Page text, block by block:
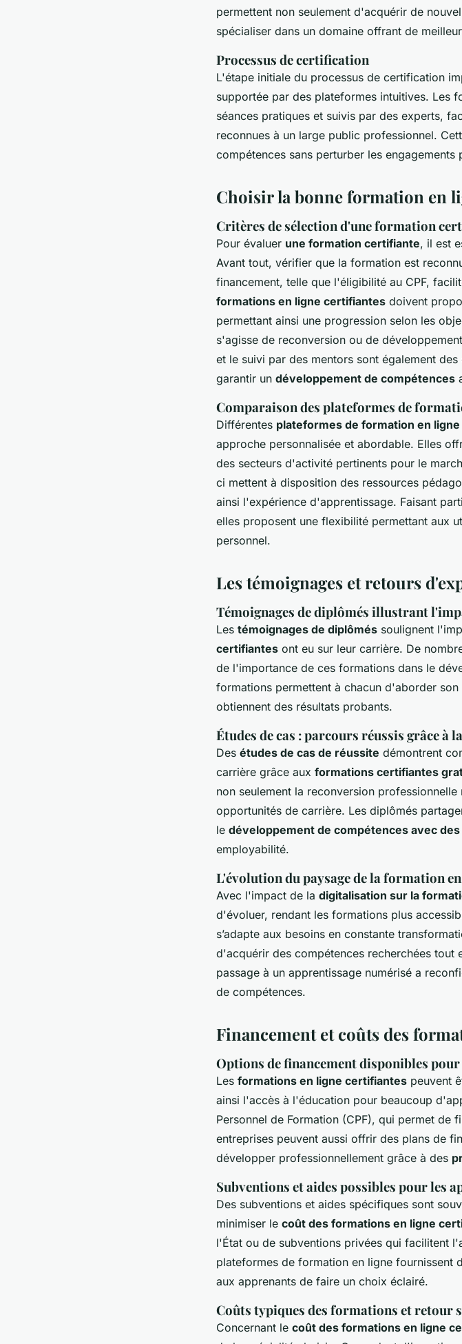
permettent non seulement d'acquérir de
spécialiser dans un domaine offrant de
Processus de certification
L'étape initiale du processus de certification
supportée par des plateformes intuitives. Les
séances pratiques et suivis par des experts,
reconnues à un large public professionnel.
compétences sans perturber les engagements
Choisir la bonne formation en
Critères de sélection d'une formation
Pour évaluer une formation certifiante, il est
Avant tout, vérifier que la formation est
financement, telle que l'éligibilité au CPF,
formations en ligne certifiantes doivent
permettant ainsi une progression selon les
s'agisse de reconversion ou de
et le suivi par des mentors sont également
garantir un développement de compétences
Comparaison des plateformes de
Différentes plateformes de formation en ligne
approche personnalisée et abordable. Elles
des secteurs d'activité pertinents pour le
ci mettent à disposition des ressources
ainsi l'expérience d'apprentissage. Faisant
elles proposent une flexibilité permettant aux
personnel.
Les témoignages et retours
Témoignages de diplômés illustrant
Les témoignages de diplômés soulignent
certifiantes ont eu sur leur carrière. De
de l'importance de ces formations dans le
formations permettent à chacun d'aborder
obtiennent des résultats probants.
Études de cas : parcours réussis grâce à
Des études de cas de réussite démontrent
carrière grâce aux formations certifiantes
non seulement la reconversion
opportunités de carrière. Les diplômés
le développement de compétences avec
employabilité.
L'évolution du paysage de la formation
Avec l'impact de la digitalisation sur la
d'évoluer, rendant les formations plus
s’adapte aux besoins en constante
d'acquérir des compétences recherchées
passage à un apprentissage numérisé a
de compétences.
Financement et coûts des
Options de financement disponibles
Les formations en ligne certifiantes peuvent
ainsi l'accès à l'éducation pour beaucoup
Personnel de Formation (CPF), qui permet de
entreprises peuvent aussi offrir des plans de
développer professionnellement grâce à des
Subventions et aides possibles pour les
Des subventions et aides spécifiques sont
minimiser le coût des formations en ligne
l'État ou de subventions privées qui facilitent
plateformes de formation en ligne fournissent
aux apprenants de faire un choix éclairé.
Coûts typiques des formations et retour
Concernant le coût des formations en ligne